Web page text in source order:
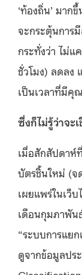
‘ท้องถิ่น’ มาก
จะกระตุ้นการ
กระทั่งว่า ไม่แ
ชั่วโมง) ลดลง
เป็นเวลาที่มีคุ
ซึ่งก็ไม่รู้ว่าจะ
เมื่อสักสัปดาห์
บัตรชิ้นใหม่ (จ
เผยแพร่ในเว็
เดือนกุมภาพัน
“ระบบการแย
ดูจากข้อมูลปร